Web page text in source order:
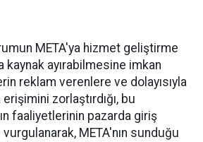
META'ya hizmet geliştirme
kaynak ayırabilmesine imkan
reklam verenlere ve dolayısıyla
zorlaştırdığı, bu
faaliyetlerinin pazarda giriş
META'nın sunduğu